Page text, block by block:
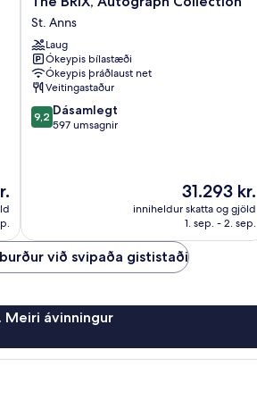
BRIX,
Autograph
Collection
St.
Anns
St. Anns
Laug
Ókeypis bílastæði
Ókeypis þráðlaust net
Veitingastaður
9.2
af
9,2 Dásamlegt
597 umsagnir
Verðið
er
31.293 kr.
31.293 kr.
inniheldur skatta og gjöld
1. sep. - 2. sep.
við svipaða gististaði
Meiri ávinningur